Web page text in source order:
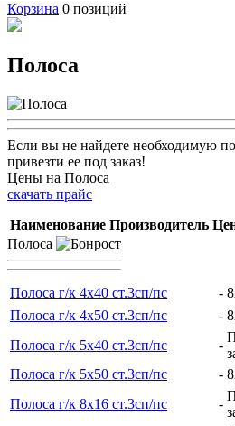
Корзина 0 позиций
Полоса
Если вы не найдете необходимую
привезти ее под заказ!
Цены на Полоса
скачать прайс
Наименование Производитель
Полоса
Полоса г/к 4х40 ст.3сп/пс -
Полоса г/к 4х50 ст.3сп/пс -
Полоса г/к 5х40 ст.3сп/пс -
Полоса г/к 5х50 ст.3сп/пс -
Полоса г/к 8х16 ст.3сп/пс -